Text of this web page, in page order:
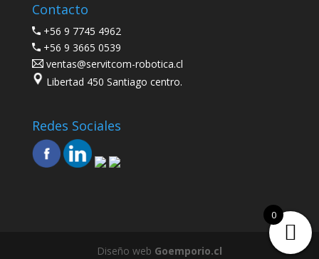
Contacto
+56 9 7745 4962
+56 9 3665 0539
ventas@servitcom-robotica.cl
Libertad 450 Santiago centro.
Redes Sociales
Diseño web Goemporio.cl
0